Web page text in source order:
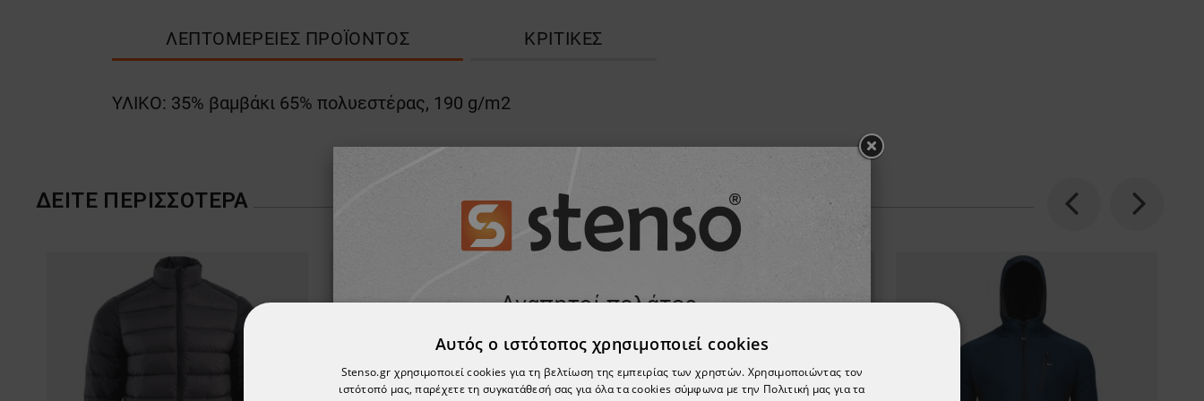
ΛΕΠΤΟΜΈΡΕΙΕΣ ΠΡΟΪΌΝΤΟΣ ΚΡΙΤΙΚΈΣ
ΥΛΙΚΟ: 35% βαμβάκι 65% πολυεστέρας, 190 g/m2
ΔΕΊΤΕ ΠΕΡΙΣΣΌΤΕΡΑ
Previous Next
Αυτός ο ιστότοπος χρησιμοποιεί cookies
Stenso.gr χρησιμοποιεί cookies για τη βελτίωση της εμπειρίας των χρηστών. Χρησιμοποιώντας τον
ιστότοπό μας, παρέχετε τη συγκατάθεσή σας για όλα τα cookies σύμφωνα με την Πολιτική μας για τα